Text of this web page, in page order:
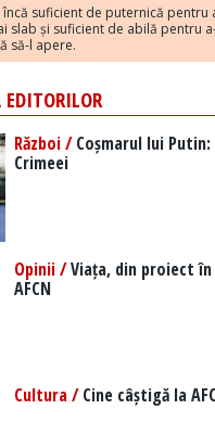
încă suficient de puternică pentru
slab și suficient de abilă pentru
să-l apere.
EDITORILOR
Război /Coșmarul lui Putin:
Crimeei
Opinii /Viața, din proiect
AFCN
Cultura /Cine câștigă la